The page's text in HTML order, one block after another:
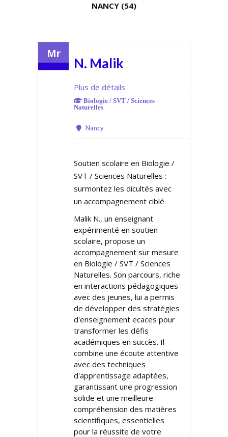
NANCY (54)
Mr
N. Malik
Plus de détails
Biologie / SVT / Sciences
Naturelles
Nancy
Soutien scolaire en Biologie /
SVT / Sciences Naturelles :
surmontez les difficultés avec
un accompagnement ciblé
Malik N., un enseignant
expérimenté en soutien
scolaire, propose un
accompagnement sur mesure
en Biologie / SVT / Sciences
Naturelles. Son parcours, riche
en interactions pédagogiques
avec des jeunes, lui a permis
de développer des stratégies
d'enseignement efficaces pour
transformer les défis
académiques en succès. Il
combine une écoute attentive
avec des techniques
d'apprentissage adaptées,
garantissant une progression
solide et une meilleure
compréhension des matières
scientifiques, essentielles
pour la réussite de votre